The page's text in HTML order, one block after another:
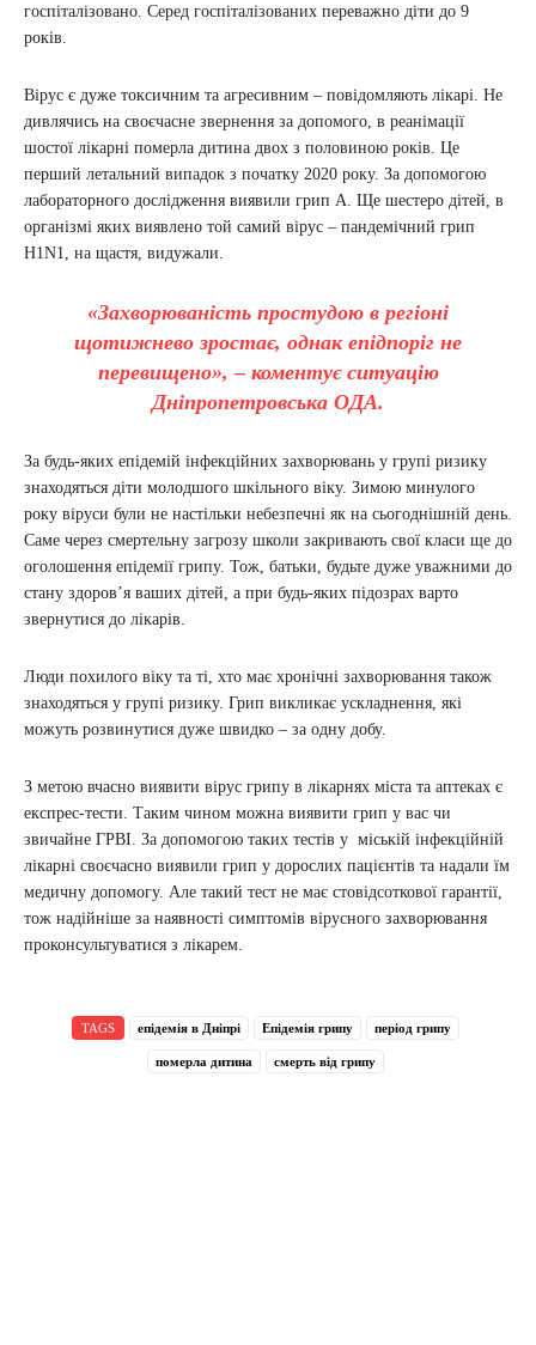
госпіталізовано. Серед госпіталізованих переважно діти до 9
років.
Вірус є дуже токсичним та агресивним – повідомляють лікарі. Не
дивлячись на своєчасне звернення за допомого, в реанімації
шостої лікарні померла дитина двох з половиною років. Це
перший летальний випадок з початку 2020 року. За допомогою
лабораторного дослідження виявили грип А. Ще шестеро дітей, в
організмі яких виявлено той самий вірус – пандемічний грип
H1N1, на щастя, видужали.
«Захворюваність простудою в регіоні
щотижнево зростає, однак епідпоріг не
перевищено», – коментує ситуацію
Дніпропетровська ОДА.
За будь-яких епідемій інфекційних захворювань у групі ризику
знаходяться діти молодшого шкільного віку. Зимою минулого
року віруси були не настільки небезпечні як на сьогоднішній день.
Саме через смертельну загрозу школи закривають свої класи ще до
оголошення епідемії грипу. Тож, батьки, будьте дуже уважними до
стану здоров’я ваших дітей, а при будь-яких підозрах варто
звернутися до лікарів.
Люди похилого віку та ті, хто має хронічні захворювання також
знаходяться у групі ризику. Грип викликає ускладнення, які
можуть розвинутися дуже швидко – за одну добу.
З метою вчасно виявити вірус грипу в лікарнях міста та аптеках є
експрес-тести. Таким чином можна виявити грип у вас чи
звичайне ГРВІ. За допомогою таких тестів у міській інфекційній
лікарні своєчасно виявили грип у дорослих пацієнтів та надали їм
медичну допомогу. Але такий тест не має стовідсоткової гарантії,
тож надійніше за наявності симптомів вірусного захворювання
проконсультуватися з лікарем.
TAGS епідемія в Дніпрі Епідемія грипу період грипу
померла дитина смерть від грипу